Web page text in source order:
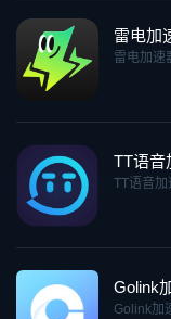
雷电加
雷电加速
TT语音
TT语音
Golink
Golink加